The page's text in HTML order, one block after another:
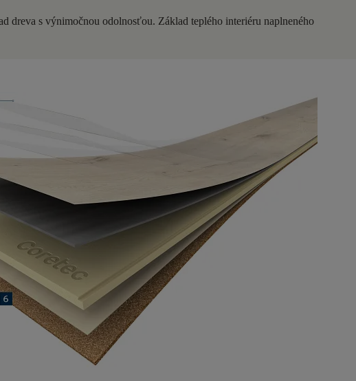
dreva s výnimočnou odolnosťou. Základ teplého interiéru naplneného